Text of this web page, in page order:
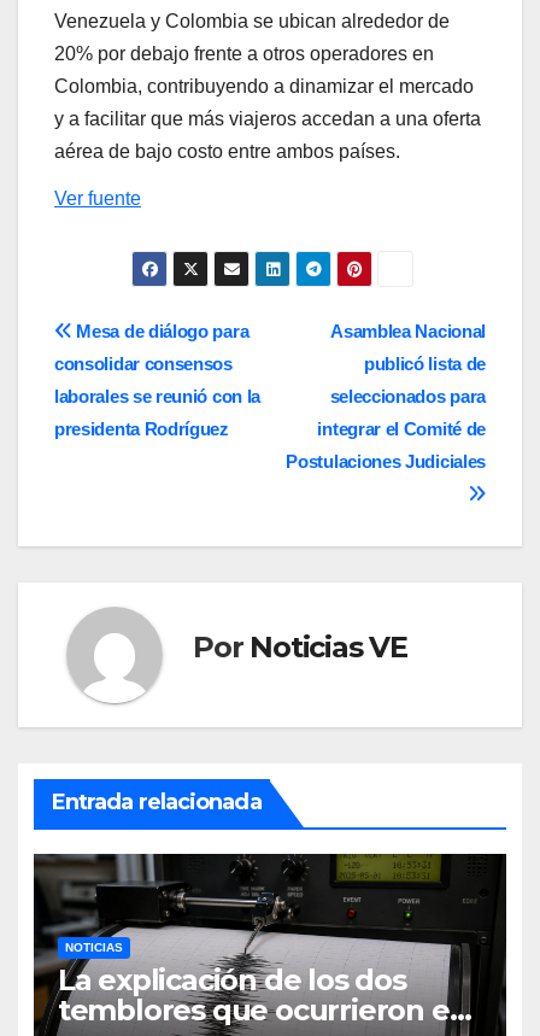
Venezuela y Colombia se ubican alrededor de
20% por debajo frente a otros operadores en
Colombia, contribuyendo a dinamizar el mercado
y a facilitar que más viajeros accedan a una oferta
aérea de bajo costo entre ambos países.
Ver fuente
Navegación
de
entradas
Asamblea Nacional
publicó lista de
seleccionados para
integrar el Comité de
Postulaciones Judiciales
Mesa de diálogo para
consolidar consensos
laborales se reunió con la
presidenta Rodríguez
Por Noticias VE
Entrada relacionada
NOTICIAS
La explicación de los dos
temblores que ocurrieron en